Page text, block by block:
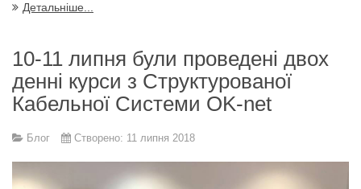
Детальніше...
10-11 липня були проведені двох
денні курси з Структурованої
Кабельної Системи OK-net
Блог Створено: 11 липня 2018